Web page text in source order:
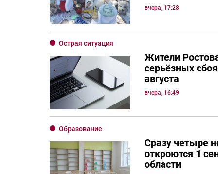
вчера, 17:28
Острая ситуация
Жители
серьёзных
августа
вчера, 16:49
Образование
Сразу четыре
откроются 1
области